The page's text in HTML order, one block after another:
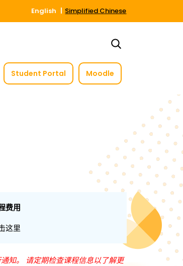
English Simplified Chinese
Student Portal Moodle
费用
这里
知。 请定期检查课程信息以了解更